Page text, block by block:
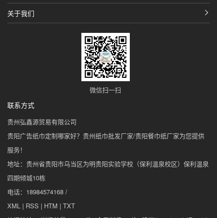
关于我们
微信扫一扫
联系方式
贵州弘鑫源贸易有限公司
贵阳广告纸巾定制哪家好？贵州纸巾批发厂家/贵阳餐巾纸厂家为您提供
服务！
地址：贵州省贵阳市乌当区为明贵阳实验学校（保利温泉校区）保利温泉
四期倾城10栋
电话：18984574168 /
XML | RSS | HTM | TXT